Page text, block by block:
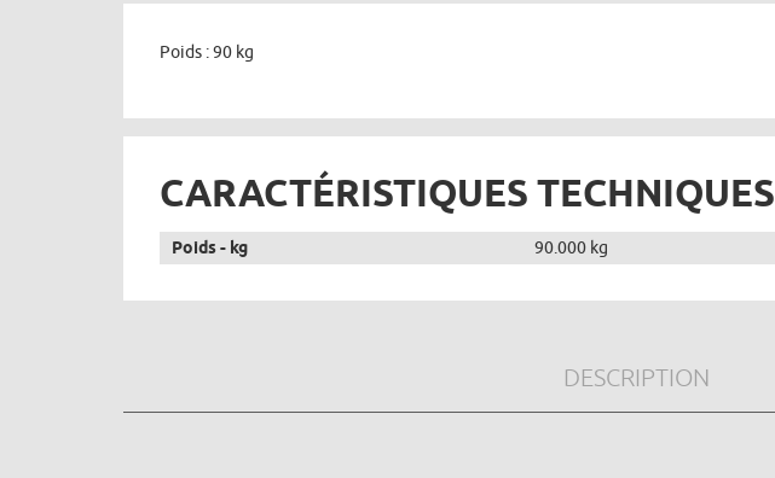
Poids : 90 kg
CARACTÉRISTIQUES TECHNIQUES
Poids - kg 90.000 kg
DESCRIPTION